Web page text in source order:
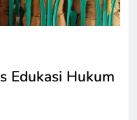
Edukasi Hukum